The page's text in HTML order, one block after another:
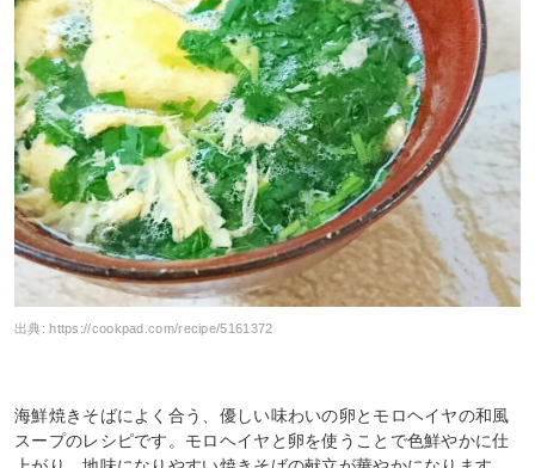
出典:https://cookpad.com/recipe/5161372
海鮮焼きそばによく合う、優しい味わいの卵とモロヘイヤの和風
スープのレシピです。モロヘイヤと卵を使うことで色鮮やかに仕